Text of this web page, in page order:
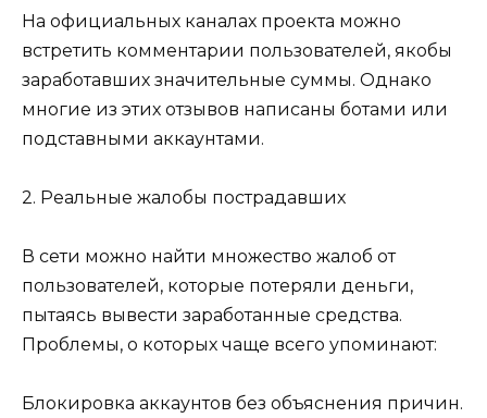
На официальных каналах проекта можно
встретить комментарии пользователей, якобы
заработавших значительные суммы. Однако
многие из этих отзывов написаны ботами или
подставными аккаунтами.
2. Реальные жалобы пострадавших
В сети можно найти множество жалоб от
пользователей, которые потеряли деньги,
пытаясь вывести заработанные средства.
Проблемы, о которых чаще всего упоминают:
Блокировка аккаунтов без объяснения причин.